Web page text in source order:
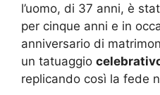
l’uomo, di 37 anni, è
per cinque anni e in
anniversario di
un tatuaggio
replicando così la fede